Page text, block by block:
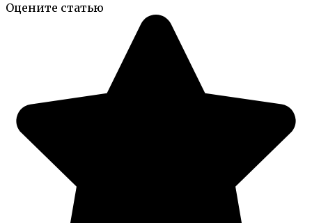
Оцените статью